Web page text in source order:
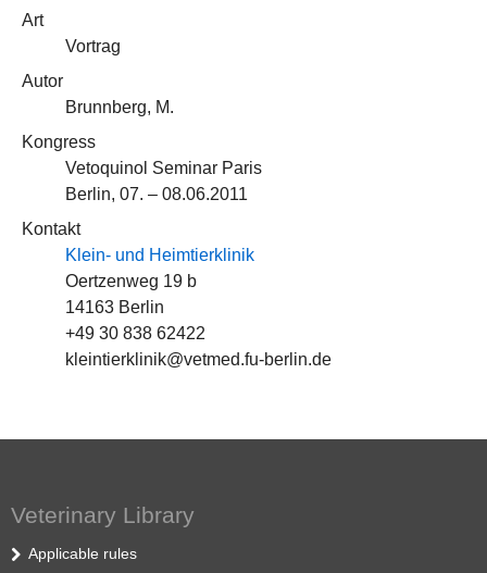
Art
Vortrag
Autor
Brunnberg, M.
Kongress
Vetoquinol Seminar Paris
Berlin, 07. – 08.06.2011
Kontakt
Klein- und Heimtierklinik
Oertzenweg 19 b
14163 Berlin
+49 30 838 62422
kleintierklinik@vetmed.fu-berlin.de
Veterinary Library
Applicable rules